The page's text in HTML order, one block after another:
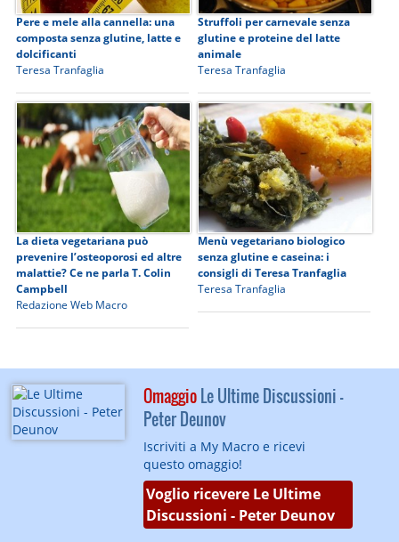
Pere e mele alla cannella: una
composta senza glutine, latte e
dolcificanti
Teresa Tranfaglia
Struffoli per carnevale senza
glutine e proteine del latte
animale
Teresa Tranfaglia
La dieta vegetariana può
prevenire l’osteoporosi ed altre
malattie? Ce ne parla T. Colin
Campbell
Redazione Web Macro
Menù vegetariano biologico
senza glutine e caseina: i
consigli di Teresa Tranfaglia
Teresa Tranfaglia
OmaggioLe Ultime Discussioni -
Peter Deunov
Iscriviti a My Macro e ricevi
questo omaggio!
Voglio ricevere Le Ultime
Discussioni - Peter Deunov